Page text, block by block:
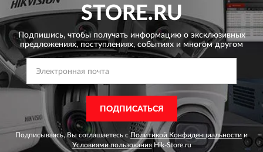
STORE.RU
Подпишись, чтобы получать информацию о эксклюзивных
предложениях, поступлениях, событиях и многом другом
ПОДПИСАТЬСЯ
Подписываясь, Вы соглашаетесь сПолитикой Конфиденциальности и
Условиями пользованияHik-Store.ru